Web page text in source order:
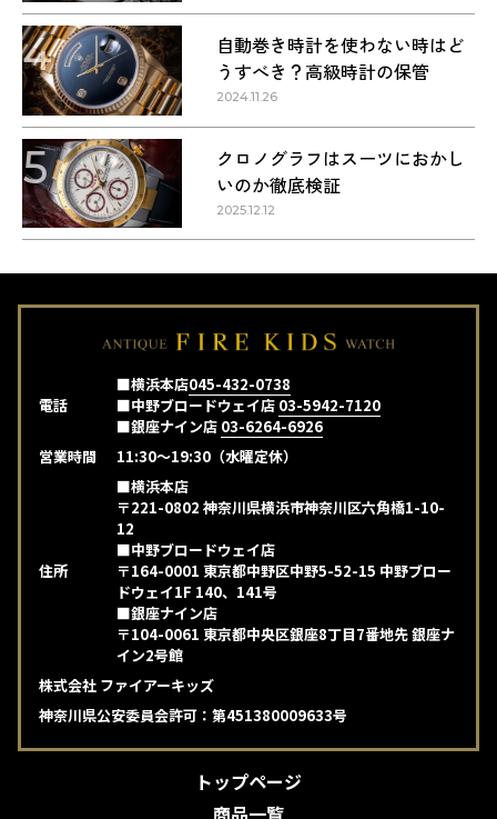
4
自動巻き時計を使わない時はど
うすべき？高級時計の保管
2024.11.26
5
クロノグラフはスーツにおかし
いのか徹底検証
2025.12.12
電話
■横浜本店045-432-0738
■中野ブロードウェイ店 03-5942-7120
■銀座ナイン店 03-6264-6926
営業時間
11:30～19:30（水曜定休）
住所
■横浜本店
〒221-0802 神奈川県横浜市神奈川区六角橋1-10-
12
■中野ブロードウェイ店
〒164-0001 東京都中野区中野5-52-15 中野ブロー
ドウェイ1F 140、141号
■銀座ナイン店
〒104-0061 東京都中央区銀座8丁目7番地先 銀座ナ
イン2号館
株式会社 ファイアーキッズ
神奈川県公安委員会許可：第451380009633号
トップページ